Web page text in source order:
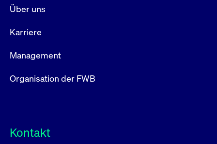
Über uns
Karriere
Management
Organisation der FWB
Kontakt